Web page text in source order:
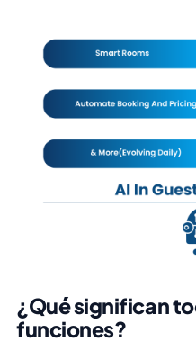
¿Qué significan
funciones?